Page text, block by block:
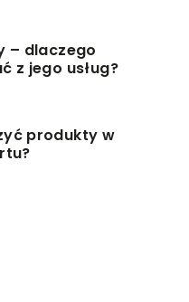
– dlaczego
z jego usług?
produkty w